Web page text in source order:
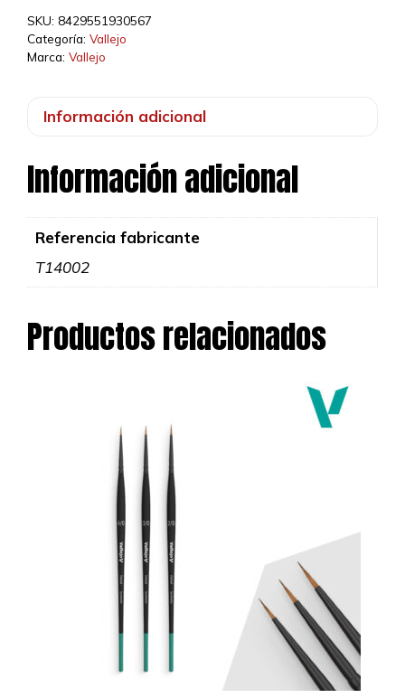
soporte
cantidad
SKU: 8429551930567
Categoría: Vallejo
Marca: Vallejo
Información adicional
Información adicional
Referencia fabricante
T14002
Productos relacionados